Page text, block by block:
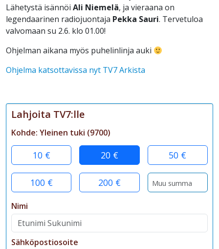
Lähetystä isännöi Ali Niemelä, ja vieraana on
legendaarinen radiojuontaja Pekka Sauri. Tervetuloa
valvomaan su 2.6. klo 01.00!
Ohjelman aikana myös puhelinlinja auki
Ohjelma katsottavissa nyt TV7 Arkista
Lahjoita TV7:lle
Kohde: Yleinen tuki (9700)
10 € 20 € 50 €
100 € 200 €
Nimi
Sähköpostiosoite